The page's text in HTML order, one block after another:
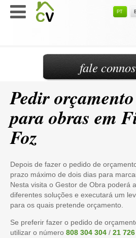
PT
Pedir
para obras em
Foz
Depois de fazer o pedido de
prazo máximo de dois dias para
Nesta visita o Gestor de Obra poderá
diferentes soluções e executará um
para os quais pretende orçamento.
Se preferir fazer o pedido de
utilizar o número 808 304 304 / 21
fale